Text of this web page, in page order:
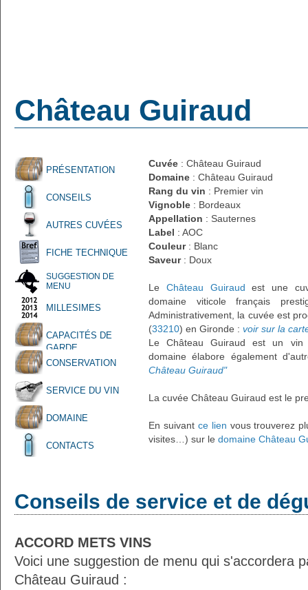
Château Guiraud
PRÉSENTATION
CONSEILS
AUTRES CUVÉES
FICHE TECHNIQUE
SUGGESTION DE
MENU
MILLESIMES
CAPACITÉS DE
GARDE
CONSERVATION
SERVICE DU VIN
DOMAINE
CONTACTS
Cuvée : Château Guiraud
Domaine : Château Guiraud
Rang du vin : Premier vin
Vignoble : Bordeaux
Appellation : Sauternes
Label : AOC
Couleur: Blanc
Saveur: Doux
Le Château Guiraud est une
domaine viticole français
Administrativement, la cuvée est
(33210) en Gironde : voir sur la
Le Château Guiraud est un vin
domaine élabore également
Château Guiraud"
La cuvée Château Guiraud est le
En suivant ce lien vous trouverez
visites…) sur le domaine Château
Conseils de service et de
ACCORD METS VINS
Voici une suggestion de menu qui s'accordera
Château Guiraud :